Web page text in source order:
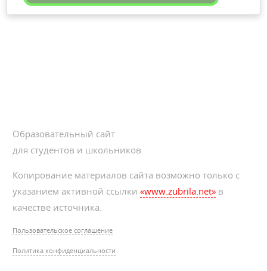
Образовательный сайт
для студентов и школьников
Копирование материалов сайта возможно только с
указанием активной ссылки«www.zubrila.net» в
качестве источника.
Пользовательское соглашение
Политика конфиденциальности